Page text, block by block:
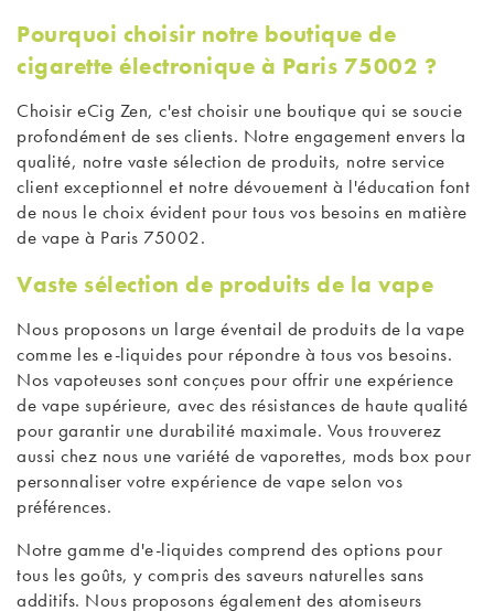
Pourquoi choisir notre boutique de
cigarette électronique à Paris 75002 ?
Choisir eCig Zen, c'est choisir une boutique qui se soucie
profondément de ses clients. Notre engagement envers la
qualité, notre vaste sélection de produits, notre service
client exceptionnel et notre dévouement à l'éducation font
de nous le choix évident pour tous vos besoins en matière
de vape à Paris 75002.
Vaste sélection de produits de la vape
Nous proposons un large éventail de produits de la vape
comme les e-liquides pour répondre à tous vos besoins.
Nos vapoteuses sont conçues pour offrir une expérience
de vape supérieure, avec des résistances de haute qualité
pour garantir une durabilité maximale. Vous trouverez
aussi chez nous une variété de vaporettes, mods box pour
personnaliser votre expérience de vape selon vos
préférences.
Notre gamme d'e-liquides comprend des options pour
tous les goûts, y compris des saveurs naturelles sans
additifs. Nous proposons également des atomiseurs